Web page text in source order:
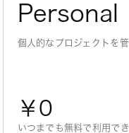
Personal
個人的なプロジェクトを
￥0
いつまでも無料で利用で